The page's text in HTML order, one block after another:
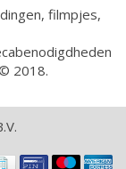
filmpjes,
2018.